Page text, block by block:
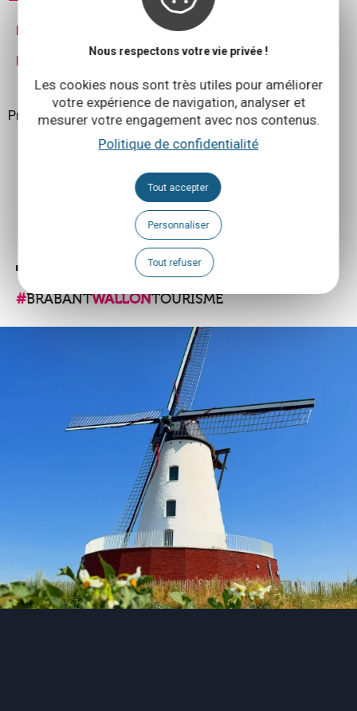
Nous respectons votre vie privée !
Les cookies nous sont très utiles pour améliorer
votre expérience de navigation, analyser et
mesurer votre engagement avec nos contenus.
Politique de confidentialité
Tout accepter
Personnaliser
Tout refuser
PDF généré automatiquement
PDF personnalisé de l'auteur
Propulsé parCirkwi -Lire les Conditions d'utilisation
PARTAGER:
TWITTER MESSENGER
#BRABANTWALLONTOURISME